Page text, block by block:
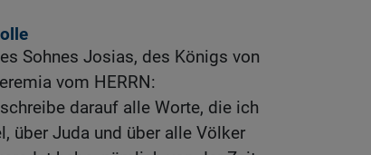
Sohnes Josias, des Königs von
vom HERRN:
darauf alle Worte, die ich
über Juda und über alle Völker